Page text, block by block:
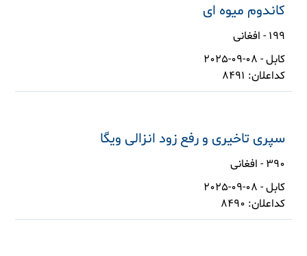
کاندوم میوه ای
199 - افغانی
کابل - 08-09-2025
کداعلان: 8491
سپری تاخیری و رفع زود انزالی ویگا
390 - افغانی
کابل - 08-09-2025
کداعلان: 8490